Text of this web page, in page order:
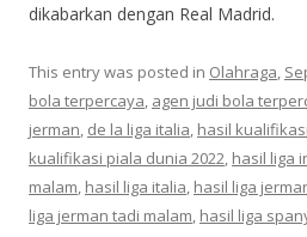
dikabarkan dengan Real Madrid.
This entry was posted in Olahraga,
bola terpercaya, agen judi bola
jerman, de la liga italia, hasil
kualifikasi piala dunia 2022, hasil liga
malam, hasil liga italia, hasil liga
liga jerman tadi malam, hasil liga